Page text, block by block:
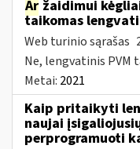
Ar žaidimui
taikomas
Web turinio sąrašas
Ne, lengvatinis PVM
Metai: 2021
Kaip pritaikyti
naujai
perprogramuoti